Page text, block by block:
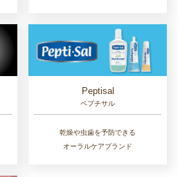
Peptisal
ペプチサル
乾燥や虫歯を予防できる
オーラルケアブランド